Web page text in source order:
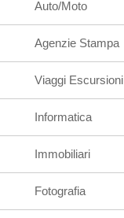
Auto/Moto
Agenzie Stampa
Viaggi Escursioni
Informatica
Immobiliari
Fotografia